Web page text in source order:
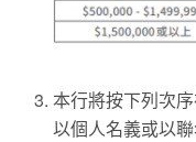
本行將按下列次
以個人名義或以